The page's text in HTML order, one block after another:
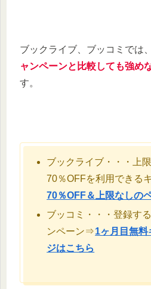
ブックライブ、ブッコミでは、
ャンペーンと比較しても強め
す。
ブックライブ・・・上
70％OFFを利用できる
70％OFF＆上限なしの
ブッコミ・・・登録す
ンペーン⇒1ヶ月目無
ジはこちら